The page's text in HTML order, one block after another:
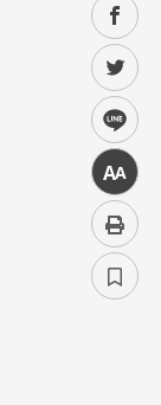
facebook
twitter
line
中